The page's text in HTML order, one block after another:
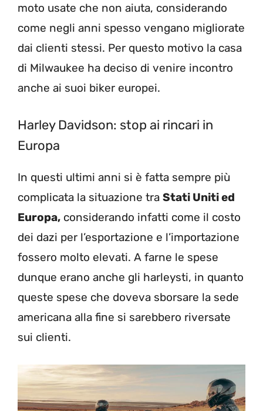
moto usate che non aiuta, considerando
come negli anni spesso vengano migliorate
dai clienti stessi. Per questo motivo la casa
di Milwaukee ha deciso di venire incontro
anche ai suoi biker europei.
Harley Davidson: stop ai rincari in
Europa
In questi ultimi anni si è fatta sempre più
complicata la situazione tra Stati Uniti ed
Europa, considerando infatti come il costo
dei dazi per l’esportazione e l’importazione
fossero molto elevati. A farne le spese
dunque erano anche gli harleysti, in quanto
queste spese che doveva sborsare la sede
americana alla fine si sarebbero riversate
sui clienti.